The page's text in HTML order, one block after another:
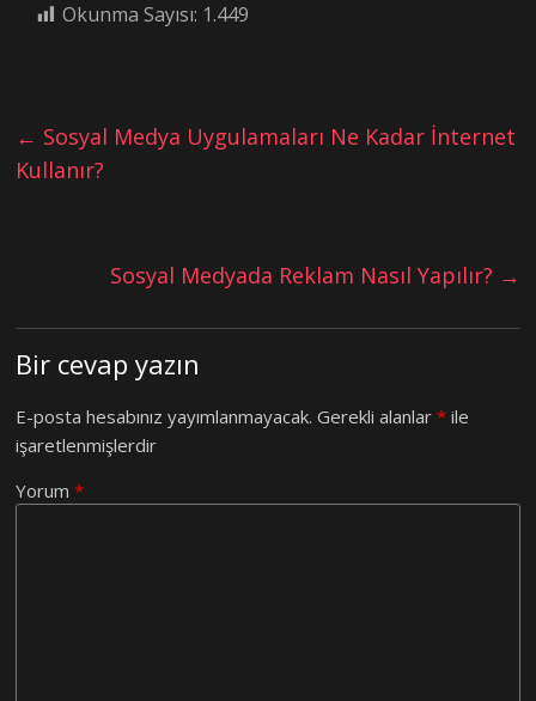
Okunma Sayısı: 1.449
← Sosyal Medya Uygulamaları Ne Kadar İnternet
Kullanır?
Sosyal Medyada Reklam Nasıl Yapılır? →
Bir cevap yazın
E-posta hesabınız yayımlanmayacak. Gerekli alanlar* ile
işaretlenmişlerdir
Yorum*